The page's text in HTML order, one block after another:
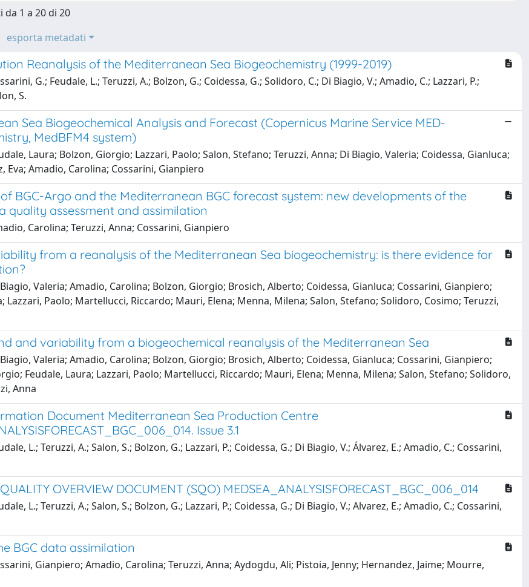
1 a 20 di 20
esporta metadati
Reanalysis of the Mediterranean Sea Biogeochemistry (1999-2019)
G.; Feudale, L.; Teruzzi, A.; Bolzon, G.; Coidessa, G.; Solidoro, C.; Di Biagio, V.; Amadio, C.; Lazzari, P.;
S.
Sea Biogeochemical Analysis and Forecast (Copernicus Marine Service MED-
MedBFM4 system)
Laura; Bolzon, Giorgio; Lazzari, Paolo; Salon, Stefano; Teruzzi, Anna; Di Biagio, Valeria; Coidessa, Gianluca;
Eva; Amadio, Carolina; Cossarini, Gianpiero
BGC-Argo and the Mediterranean BGC forecast system: new developments of the
quality assessment and assimilation
Carolina; Teruzzi, Anna; Cossarini, Gianpiero
from a reanalysis of the Mediterranean Sea biogeochemistry: is there evidence for
Valeria; Amadio, Carolina; Bolzon, Giorgio; Brosich, Alberto; Coidessa, Gianluca; Cossarini, Gianpiero;
Lazzari, Paolo; Martellucci, Riccardo; Mauri, Elena; Menna, Milena; Salon, Stefano; Solidoro, Cosimo; Teruzzi,
and variability from a biogeochemical reanalysis of the Mediterranean Sea
Valeria; Amadio, Carolina; Bolzon, Giorgio; Brosich, Alberto; Coidessa, Gianluca; Cossarini, Gianpiero;
Feudale, Laura; Lazzari, Paolo; Martellucci, Riccardo; Mauri, Elena; Menna, Milena; Salon, Stefano; Solidoro,
Anna
Document Mediterranean Sea Production Centre
Issue 3.1
L.; Teruzzi, A.; Salon, S.; Bolzon, G.; Lazzari, P.; Coidessa, G.; Di Biagio, V.; Álvarez, E.; Amadio, C.; Cossarini,
OVERVIEW DOCUMENT (SQO) MEDSEA_ANALYSISFORECAST_BGC_006_014
L.; Teruzzi, A.; Salon, S.; Bolzon, G.; Lazzari, P.; Coidessa, G.; Di Biagio, V.; Alvarez, E.; Amadio, C.; Cossarini,
BGC data assimilation
Gianpiero; Amadio, Carolina; Teruzzi, Anna; Aydogdu, Ali; Pistoia, Jenny; Hernandez, Jaime; Mourre,